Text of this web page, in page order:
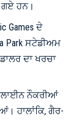
ਹਨ।
Games ਦੇ
Park ਸਟੇਡੀਅਮ
ਦਾ ਖਰਚਾ
ਨੌਕਰੀਆਂ
ਹਾਲਾਂਕਿ, ਗੈਰ-